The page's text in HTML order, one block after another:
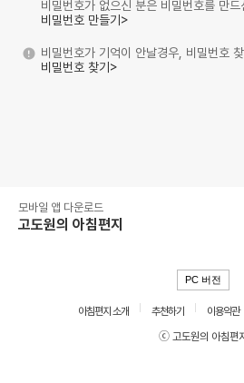
비밀번호가 없으신 분은 비밀번호를 만
비밀번호 만들기>
비밀번호가 기억이 안날경우, 비밀번호
비밀번호 찾기>
모바일 앱 다운로드
고도원의 아침편지
PC 버전
아침편지 소개 추천하기 이용약관
ⓒ 고도원의 아침편지